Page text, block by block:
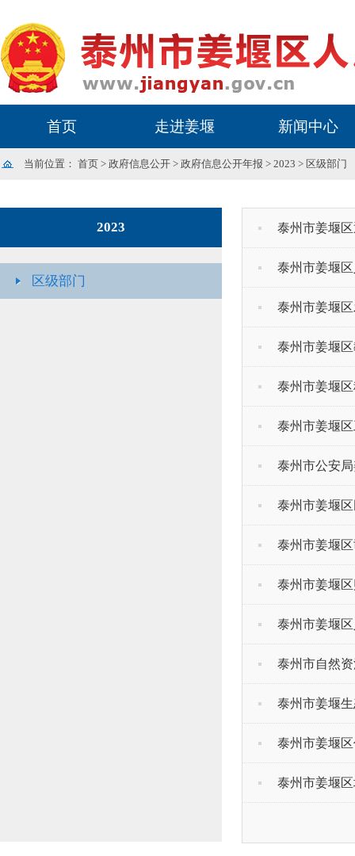
首页 走进姜堰 新闻中心
当前位置： 首页 > 政府信息公开 > 政府信息公开年报 > 2023 > 区级部门
2023
区级部门
泰州市姜堰
泰州市姜堰
泰州市姜堰
泰州市姜堰
泰州市姜堰
泰州市姜堰
泰州市公安
泰州市姜堰
泰州市姜堰
泰州市姜堰
泰州市姜堰
泰州市自然
泰州市姜堰
泰州市姜堰
泰州市姜堰